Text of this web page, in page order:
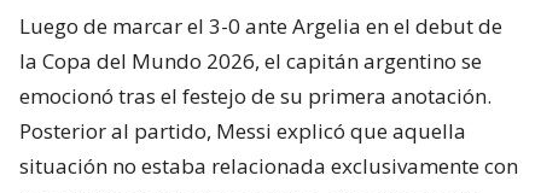
Luego de marcar el 3-0 ante Argelia en el debut de
la Copa del Mundo 2026, el capitán argentino se
emocionó tras el festejo de su primera anotación.
Posterior al partido, Messi explicó que aquella
situación no estaba relacionada exclusivamente con